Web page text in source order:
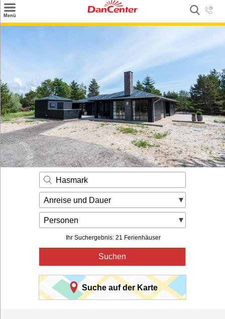
Menü
Angebote
Inspiration
Kontakt
Gut zu wissen
Login
Hasmark
Anreise und Dauer
Personen
Ihr Suchergebnis: 21 Ferienhäuser
Suchen
Suche auf der Karte